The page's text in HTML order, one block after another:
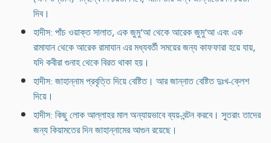
দিব।
হাদীস: পাঁচ ওয়াক্ত সালাত, এক জুমু‘আ থেকে আরেক জুমু‘আ এবং এক
রামাযান থেকে আরেক রামাযান এর মধ্যবর্তী সময়ের জন্য কাফফারা হয়ে যায়,
যদি কবীরা গুনাহ থেকে বিরত থাকা হয়।
হাদীস: জাহান্নাম প্রবৃত্তি দিয়ে বেষ্টিত। আর জান্নাত বেষ্টিত দুঃখ-ক্লেশ
দিয়ে।
হাদীস: কিছু লোক আল্লাহর মাল অন্যায়ভাবে ব্যয়-বন্টন করবে। সুতরাং তাদের
জন্য কিয়ামতের দিন জাহান্নামের আগুন রয়েছে।